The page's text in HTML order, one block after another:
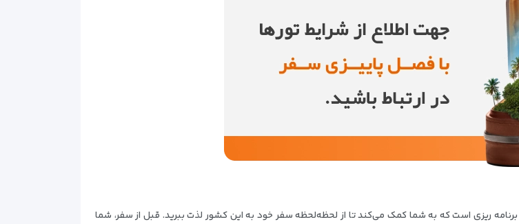
برنامه ریزی است که به شما کمک می‌کند تا از لحظه‌لحظه سفر خود به این کشور لذت ببرید. قبل از سفر، شما